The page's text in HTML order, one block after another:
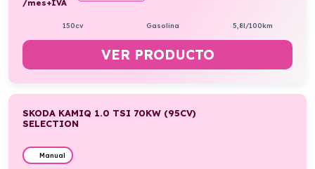
/mes+IVA
150cv Gasolina 5,8l/100km
VER PRODUCTO
SKODA KAMIQ 1.0 TSI 70KW (95CV)
SELECTION
Manual